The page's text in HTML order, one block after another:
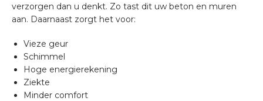
verzorgen dan u denkt. Zo tast dit uw beton en muren
aan. Daarnaast zorgt het voor:
Vieze geur
Schimmel
Hoge energierekening
Ziekte
Minder comfort